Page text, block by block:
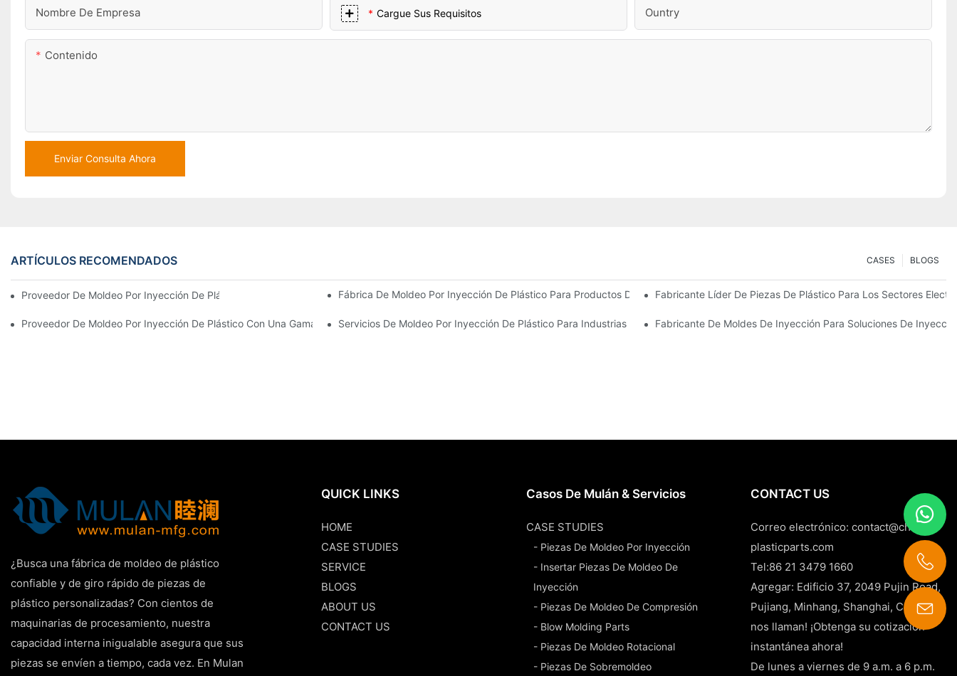
Nombre De Empresa Cargue Sus Requisitos Ountry
Contenido
Enviar Consulta Ahora
ARTÍCULOS RECOMENDADOS BLOGS
CASES
Proveedor De Moldeo Por Inyección De Plástico Con Amplia Experiencia En La IndustriaFábrica De Moldeo Por Inyección De Plástico Para Productos De Primera CalidadFabricante Líder De Piezas De Plástico Para Los Sectores
Proveedor De Moldeo Por Inyección De Plástico Con Una Gama De Productos DiversaServicios De Moldeo Por Inyección De Plástico Para Industrias EspecializadasFabricante De Moldes De Inyección Para Soluciones De
¿Busca una fábrica de moldeo de plástico
confiable y de giro rápido de piezas de
plástico personalizadas? Con cientos de
maquinarias de procesamiento, nuestra
capacidad interna inigualable asegura que sus
piezas se envíen a tiempo, cada vez. En Mulan
QUICK LINKS
HOME
CASE STUDIES
SERVICE
BLOGS
ABOUT US
CONTACT US
Casos De Mulán & Servicios
CASE STUDIES
- Piezas De Moldeo Por Inyección
- Insertar Piezas De Moldeo De
Inyección
- Piezas De Moldeo De Compresión
- Blow Molding Parts
- Piezas De Moldeo Rotacional
- Piezas De Sobremoldeo
CONTACT US
Correo electrónico:contact@china-
plasticparts.com
Tel:86 21 3479 1660
Agregar: Edificio 37, 2049 Pujin Road,
Pujiang, Minhang, Shanghai, China
nos llaman! ¡Obtenga su cotización
instantánea ahora!
De lunes a viernes de 9 a.m. a 6 p.m.